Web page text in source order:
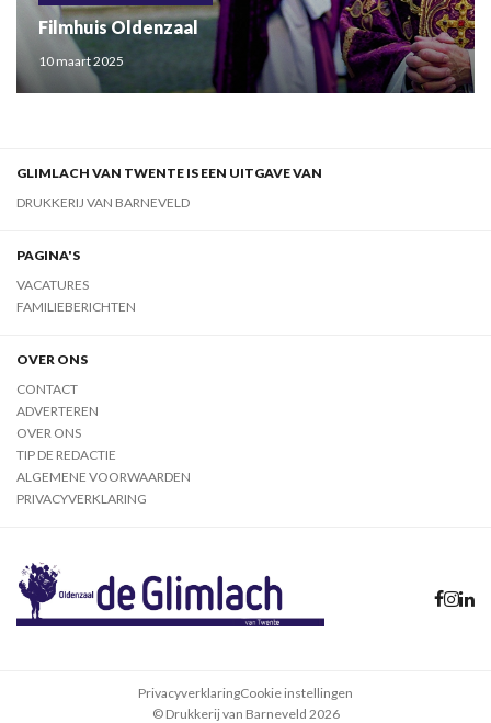
Filmhuis Oldenzaal
10 maart 2025
GLIMLACH VAN TWENTE IS EEN UITGAVE VAN
DRUKKERIJ VAN BARNEVELD
PAGINA'S
VACATURES
FAMILIEBERICHTEN
OVER ONS
CONTACT
ADVERTEREN
OVER ONS
TIP DE REDACTIE
ALGEMENE VOORWAARDEN
PRIVACYVERKLARING
© Drukkerij van Barneveld 2026
PrivacyverklaringCookie instellingen